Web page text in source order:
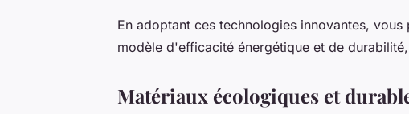
En adoptant ces technologies innovantes,
modèle d'efficacité énergétique et de
Matériaux écologiques et